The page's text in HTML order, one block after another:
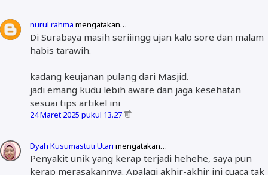
nurul rahma mengatakan…
Di Surabaya masih seriiingg ujan kalo sore dan malam
habis tarawih.
kadang keujanan pulang dari Masjid.
jadi emang kudu lebih aware dan jaga kesehatan
sesuai tips artikel ini
24 Maret 2025 pukul 13.27
Dyah Kusumastuti Utari mengatakan…
Penyakit unik yang kerap terjadi hehehe, saya pun
kerap merasakannya. Apalagi akhir-akhir ini cuaca tak